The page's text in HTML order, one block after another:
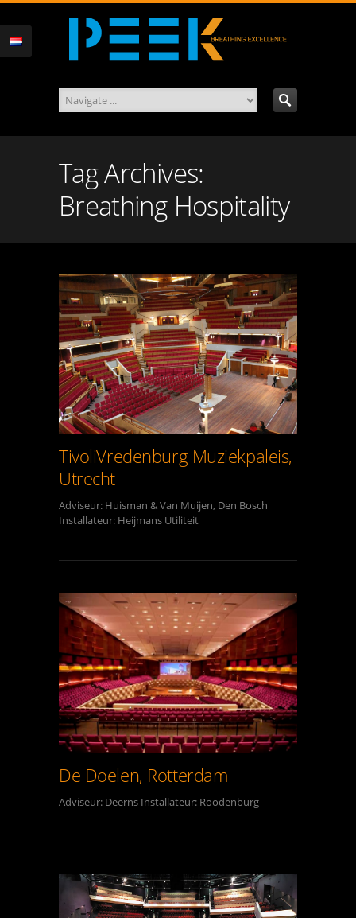
Tag Archives:
Breathing Hospitality
TivoliVredenburg Muziekpaleis,
Utrecht
Adviseur: Huisman & Van Muijen, Den Bosch
Installateur: Heijmans Utiliteit
De Doelen, Rotterdam
Adviseur: Deerns Installateur: Roodenburg